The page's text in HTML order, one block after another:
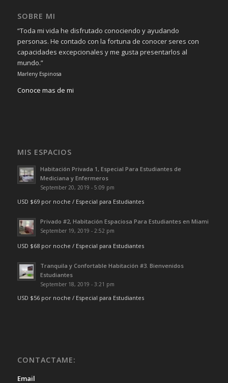
SOBRE MI
“Toda mi vida he disfrutado conociendo y ayudando
personas. He contado con la fortuna de conocer seres con
capacidades excepcionales y me gusta presentarlos al
mundo.”
Marleny Espinosa
Conoce mas de mi
MIS ESPACIOS
Habitación Privada 1, Especial Para Estudiantes de
Mediciana y Enfermeros
September 20, 2019 - 5:09 pm
USD $69 por noche / Especial para Estudiantes
Privado #2, Habitación Espaciosa Para Estudiantes en Miami
September 19, 2019 - 2:52 pm
USD $68 por noche / Especial para Estudiantes
Tranquila y Confortable Habitación #3. Bienvenidos
Estudiantes
September 18, 2019 - 3:21 pm
USD $56 por noche / Especial para Estudiantes
CONTACTAME:
Email